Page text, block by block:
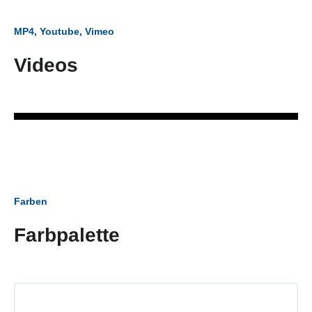
MP4, Youtube, Vimeo
Videos
Farben
Farbpalette